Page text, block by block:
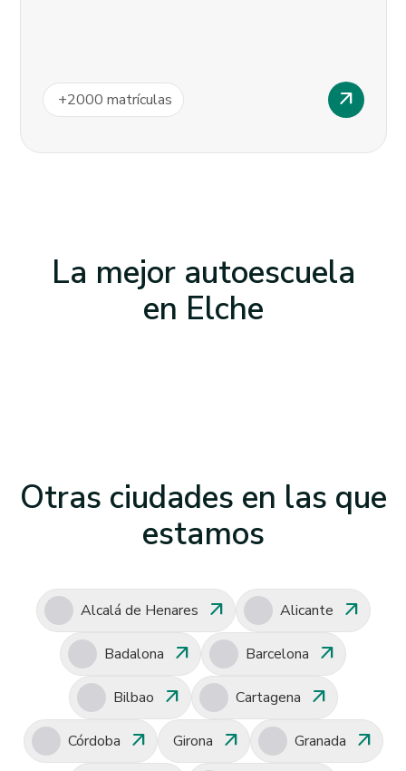
+2000 matrículas arrow_outward
La mejor autoescuela
en Elche
Otras ciudades en las que
estamos
Alcalá de Henares arrow_outward Alicante arrow_outward
Badalona arrow_outward Barcelona arrow_outward
Bilbao arrow_outward Cartagena arrow_outward
Córdoba arrow_outward Girona arrow_outward Granada arrow_outward